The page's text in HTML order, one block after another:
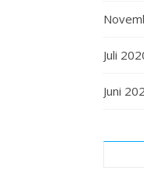
Juli
Juni